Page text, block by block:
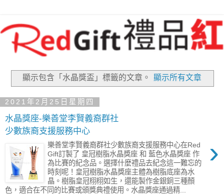
顯示包含「水晶獎盃」 標籤的文章。 顯示所有文章
2021年2月25日星期四
水晶獎座-樂善堂李賢義裔群社
少數族裔支援服務中心
›
樂善堂李賢義裔群社少數族裔支援服務中心在Red
Gift訂製了 皇冠樹脂水晶獎座 和 藍色水晶獎座 作
為比賽的紀念品。選擇什麼禮品去紀念這一難忘的
時刻呢！皇冠樹脂水晶獎座主體為樹脂底座為水
晶。樹脂皇冠栩栩如生，還能製作金銀銅三種顏
色，適合在不同的比賽或頒獎典禮使用。水晶獎座通過精...